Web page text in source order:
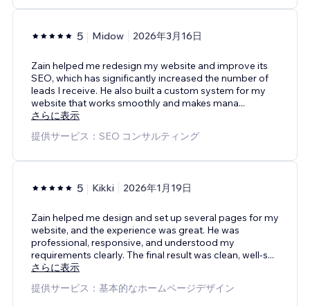
5 Midow 2026年3月16日
Zain helped me redesign my website and improve its
SEO, which has significantly increased the number of
leads I receive. He also built a custom system for my
website that works smoothly and makes mana...
さらに表示
提供サービス：SEO コンサルティング
5 Kikki 2026年1月19日
Zain helped me design and set up several pages for my
website, and the experience was great. He was
professional, responsive, and understood my
requirements clearly. The final result was clean, well-s...
さらに表示
提供サービス：基本的なホームページデザイン